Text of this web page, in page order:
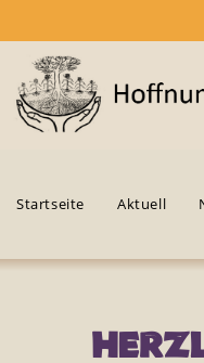
Startseite Aktuell